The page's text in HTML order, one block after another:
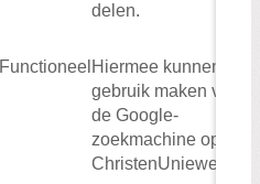
delen.
Functioneel Hiermee kunnen wij
gebruik maken van
de Google-
zoekmachine op de
ChristenUniewebsite